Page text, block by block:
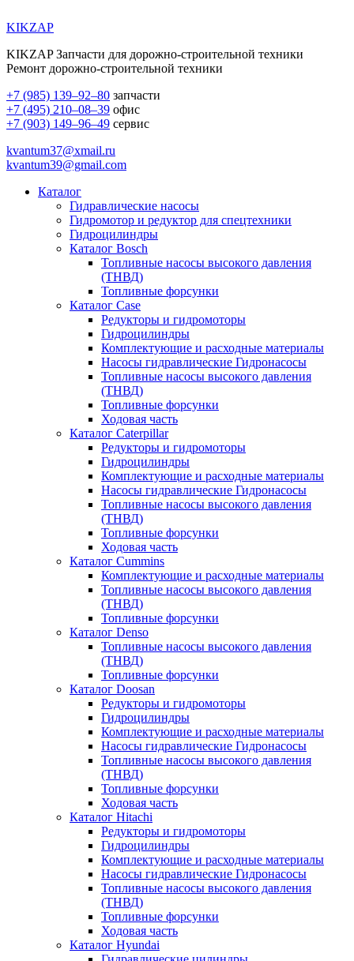
KIKZAP
KIKZAP Запчасти для дорожно-строительной техники
Ремонт дорожно-строительной техники
+7 (985) 139–92–80 запчасти
+7 (495) 210–08–39 офис
+7 (903) 149–96–49 сервис
kvantum37@xmail.ru
kvantum39@gmail.com
Каталог
Гидравлические насосы
Гидромотор и редуктор для спецтехники
Гидроцилиндры
Каталог Bosch
Топливные насосы высокого давления
(ТНВД)
Топливные форсунки
Каталог Case
Редукторы и гидромоторы
Гидроцилиндры
Комплектующие и расходные материалы
Насосы гидравлические Гидронасосы
Топливные насосы высокого давления
(ТНВД)
Топливные форсунки
Ходовая часть
Каталог Caterpillar
Редукторы и гидромоторы
Гидроцилиндры
Комплектующие и расходные материалы
Насосы гидравлические Гидронасосы
Топливные насосы высокого давления
(ТНВД)
Топливные форсунки
Ходовая часть
Каталог Cummins
Комплектующие и расходные материалы
Топливные насосы высокого давления
(ТНВД)
Топливные форсунки
Каталог Denso
Топливные насосы высокого давления
(ТНВД)
Топливные форсунки
Каталог Doosan
Редукторы и гидромоторы
Гидроцилиндры
Комплектующие и расходные материалы
Насосы гидравлические Гидронасосы
Топливные насосы высокого давления
(ТНВД)
Топливные форсунки
Ходовая часть
Каталог Hitachi
Редукторы и гидромоторы
Гидроцилиндры
Комплектующие и расходные материалы
Насосы гидравлические Гидронасосы
Топливные насосы высокого давления
(ТНВД)
Топливные форсунки
Ходовая часть
Каталог Hyundai